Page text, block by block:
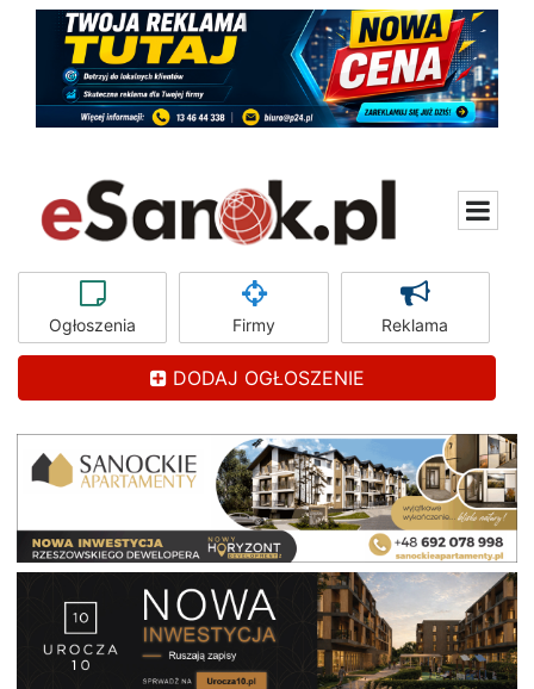
Ogłoszenia Firmy Reklama
DODAJ OGŁOSZENIE